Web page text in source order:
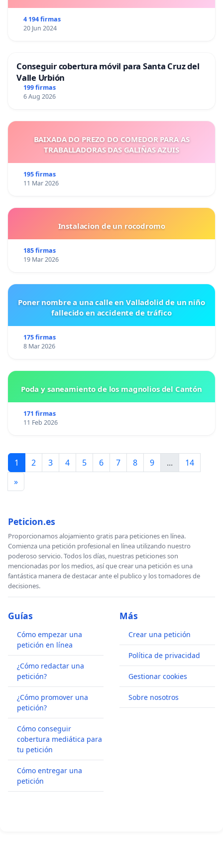
4 194 firmas
20 Jun 2024
Conseguir cobertura móvil para Santa Cruz del
Valle Urbión
199 firmas
6 Aug 2026
BAIXADA DO PREZO DO COMEDOR PARA AS
TRABALLADORAS DAS GALIÑAS AZUIS
195 firmas
11 Mar 2026
Instalacion de un rocodromo
185 firmas
19 Mar 2026
Poner nombre a una calle en Valladolid de un niño
fallecido en accidente de tráfico
175 firmas
8 Mar 2026
Poda y saneamiento de los magnolios del Cantón
171 firmas
11 Feb 2026
1 2 3 4 5 6 7 8 9 ...
14
»
Peticion.es
Proporcionamos alojamiento gratis para peticiones en línea.
Comienza una petición profesional en línea utilizando nuestro
poderoso servicio. Todos los días, nuestras peticiones son
mencionadas por los medios, así que crear una petición es una
fantástica manera de destacar ante el publico y los tomadores de
decisiones.
Guías
Cómo empezar una
petición en línea
¿Cómo redactar una
petición?
¿Cómo promover una
petición?
Cómo conseguir
cobertura mediática para
tu petición
Cómo entregar una
petición
Más
Crear una petición
Política de privacidad
Gestionar cookies
Sobre nosotros